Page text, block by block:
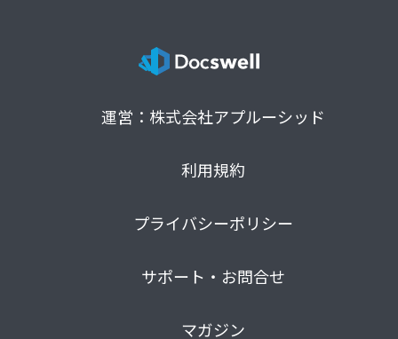
運営：株式会社アプルーシッド
利用規約
プライバシーポリシー
サポート・お問合せ
マガジン